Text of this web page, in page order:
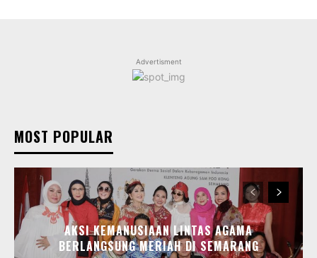
Advertisment
MOST POPULAR
AKSI KEMANUSIAAN LINTAS AGAMA
BERLANGSUNG MERIAH DI SEMARANG